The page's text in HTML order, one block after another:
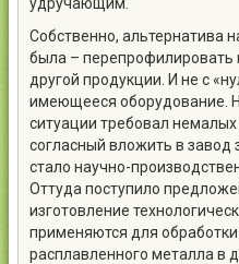
Собственно, альтернатива
была – перепрофилировать
другой продукции. И не с
имеющееся оборудование.
ситуации требовал
согласный вложить в завод
стало научно-
Оттуда поступило
изготовление
применяются для
расплавленного металла в